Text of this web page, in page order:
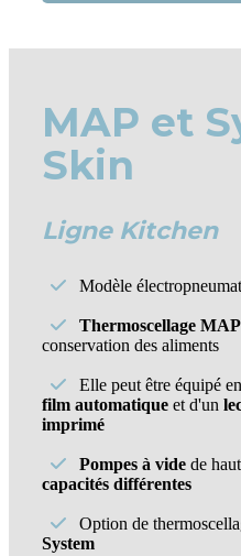
MAP et
Skin
Ligne Kitchen
Modèle
Thermoscellage MAP
conservation des aliments
Elle peut être équipé
film automatique et d'un
imprimé
Pompes à vide de
capacités différentes
Option de
System